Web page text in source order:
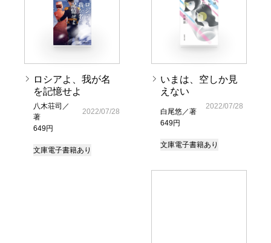
ロシアよ、我が名
を記憶せよ
八木荘司／
著
649円
2022/07/28
文庫電子書籍あり
いまは、空しか見
えない
白尾悠／著
649円
2022/07/28
文庫電子書籍あり